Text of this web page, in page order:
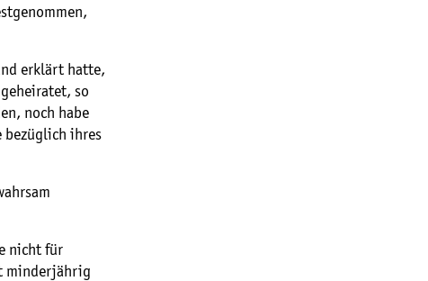
erklärt hatte,
so
noch habe
bezüglich ihres
nicht für
minderjährig